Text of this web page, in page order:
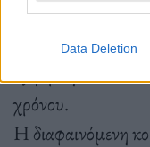
Data Deletion
κινητοποιήσεις
Συνταγματαρχών
χρόνου.
Η διαφαινόμενη